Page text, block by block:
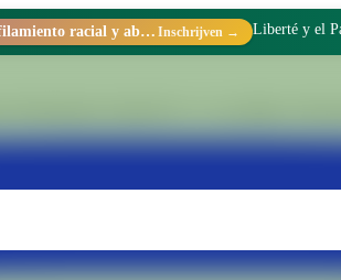
Racismo estructural, perfilamiento racial y abolicionismo carcelario. Inschrijven → Liberté y el
Eenheid Nr. 15 van Batán. Wij